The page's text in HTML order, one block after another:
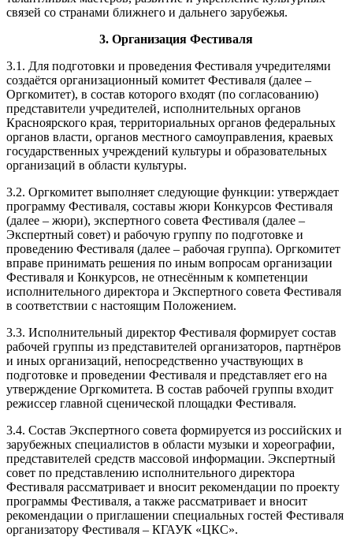
связей со странами ближнего и дальнего зарубежья.
3. Организация Фестиваля
3.1. Для подготовки и проведения Фестиваля учредителями
создаётся организационный комитет Фестиваля (далее –
Оргкомитет), в состав которого входят (по согласованию)
представители учредителей, исполнительных органов
Красноярского края, территориальных органов федеральных
органов власти, органов местного самоуправления, краевых
государственных учреждений культуры и образовательных
организаций в области культуры.
3.2. Оргкомитет выполняет следующие функции: утверждает
программу Фестиваля, составы жюри Конкурсов Фестиваля
(далее – жюри), экспертного совета Фестиваля (далее –
Экспертный совет) и рабочую группу по подготовке и
проведению Фестиваля (далее – рабочая группа). Оргкомитет
вправе принимать решения по иным вопросам организации
Фестиваля и Конкурсов, не отнесённым к компетенции
исполнительного директора и Экспертного совета Фестиваля
в соответствии с настоящим Положением.
3.3. Исполнительный директор Фестиваля формирует состав
рабочей группы из представителей организаторов, партнёров
и иных организаций, непосредственно участвующих в
подготовке и проведении Фестиваля и представляет его на
утверждение Оргкомитета. В состав рабочей группы входит
режиссер главной сценической площадки Фестиваля.
3.4. Состав Экспертного совета формируется из российских и
зарубежных специалистов в области музыки и хореографии,
представителей средств массовой информации. Экспертный
совет по представлению исполнительного директора
Фестиваля рассматривает и вносит рекомендации по проекту
программы Фестиваля, а также рассматривает и вносит
рекомендации о приглашении специальных гостей Фестиваля
организатору Фестиваля – КГАУК «ЦКС».